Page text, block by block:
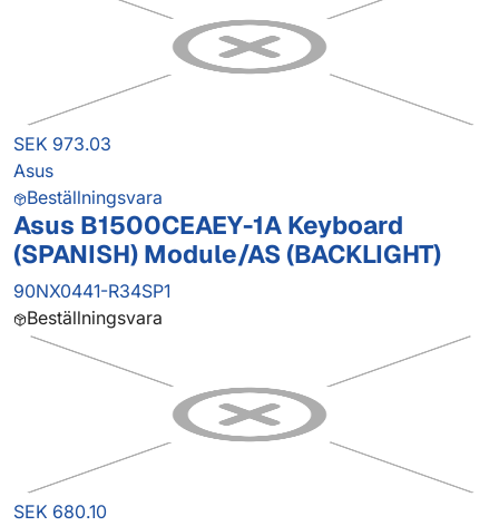
SEK 973.03
Asus
Beställningsvara
Asus B1500CEAEY-1A Keyboard
(SPANISH) Module/AS (BACKLIGHT)
90NX0441-R34SP1
Beställningsvara
SEK 680.10